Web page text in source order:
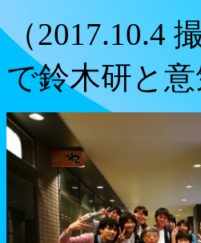
（2017.10.4
で鈴木研と意